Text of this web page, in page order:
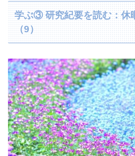
学ぶ③ 研究紀要を読む：休
（9）